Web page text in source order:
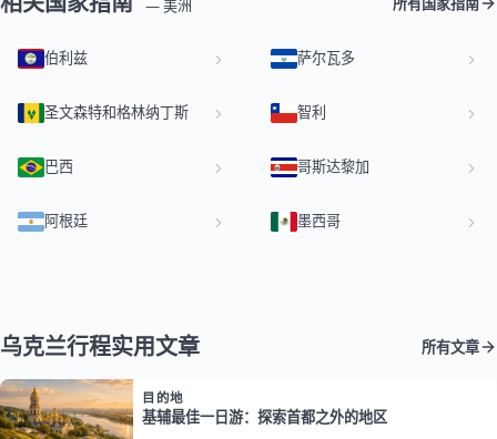
— 美洲
伯利兹 萨尔瓦多
圣文森特和格林纳丁斯 智利
巴西 哥斯达黎加
阿根廷 墨西哥
乌克兰行程实用文章 所有文章
目的地
基辅最佳一日游：探索首都之外的地区